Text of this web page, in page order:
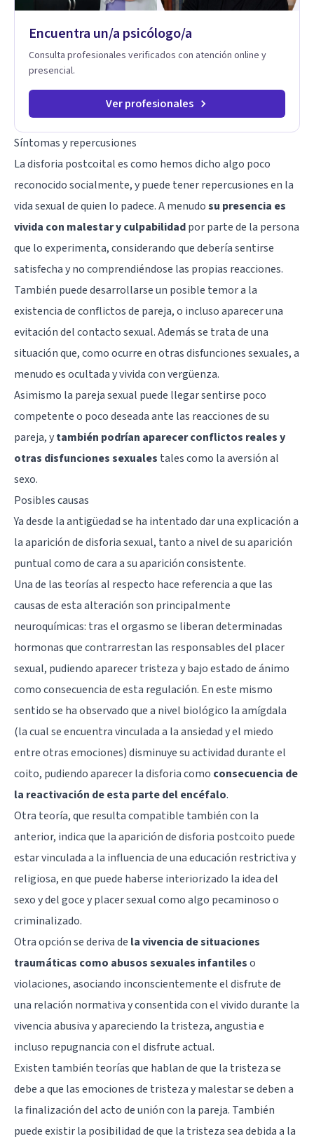
Trabajo con objetivos claros y realistas, sin fórmulas rígidas:
sobre tu vida diaria.
Encuentra un/a psicólogo/a
Consulta profesionales verificados con atención online y
presencial.
Ver profesionales
Síntomas y repercusiones
La disforia postcoital es como hemos dicho algo poco
reconocido socialmente, y puede tener repercusiones en la
vida sexual de quien lo padece. A menudosu presencia es
vivida con malestar y culpabilidadpor parte de la persona
que lo experimenta, considerando que debería sentirse
satisfecha y no comprendiéndose las propias reacciones.
También puede desarrollarse un posible temor a la
existencia de conflictos de pareja, o incluso aparecer una
evitación del contacto sexual. Además se trata de una
situación que, como ocurre en otras disfunciones sexuales, a
menudo es ocultada y vivida con vergüenza.
Asimismo la pareja sexual puede llegar sentirse poco
competente o poco deseada ante las reacciones de su
pareja, ytambién podrían aparecer conflictos reales y
otras disfunciones sexuales tales como la aversión al
sexo.
Posibles causas
Ya desde la antigüedad se ha intentado dar una explicación a
la aparición de disforia sexual, tanto a nivel de su aparición
puntual como de cara a su aparición consistente.
Una de las teorías al respecto hace referencia a que las
causas de esta alteración son principalmente
neuroquímicas: tras el orgasmo se liberan determinadas
hormonas que contrarrestan las responsables del placer
sexual, pudiendo aparecer tristeza y bajo estado de ánimo
como consecuencia de esta regulación. En este mismo
sentido se ha observado que a nivel biológico laamígdala
(la cual se encuentra vinculada a la ansiedad y el miedo
entre otras emociones) disminuye su actividad durante el
coito, pudiendo aparecer la disforia como consecuencia de
la reactivación de esta parte del encéfalo.
Otra teoría, que resulta compatible también con la
anterior, indica que la aparición de disforia postcoito puede
estar vinculada a la influencia de una educación restrictiva y
religiosa, en que puede haberse interiorizado la idea del
sexo y del goce y placer sexual como algo pecaminoso o
criminalizado.
Otra opción se deriva de la vivencia de situaciones
traumáticas como abusos sexuales infantileso
violaciones, asociando inconscientemente el disfrute de
una relación normativa y consentida con el vivido durante la
vivencia abusiva y apareciendo la tristeza, angustia e
incluso repugnancia con el disfrute actual.
Existen también teorías que hablan de que la tristeza se
debe a que las emociones de tristeza y malestar se deben a
la finalización del acto de unión con la pareja. También
puede existir la posibilidad de que la tristeza sea debida a la